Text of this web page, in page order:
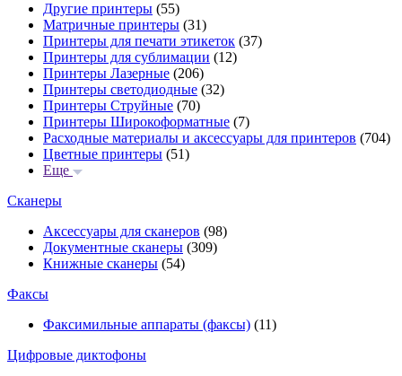
Другие принтеры (55)
Матричные принтеры (31)
Принтеры для печати этикеток (37)
Принтеры для сублимации (12)
Принтеры Лазерные (206)
Принтеры светодиодные (32)
Принтеры Струйные (70)
Принтеры Широкоформатные (7)
Расходные материалы и аксессуары для принтеров (704)
Цветные принтеры (51)
Еще
Сканеры
Аксессуары для сканеров (98)
Документные сканеры (309)
Книжные сканеры (54)
Факсы
Факсимильные аппараты (факсы) (11)
Цифровые диктофоны